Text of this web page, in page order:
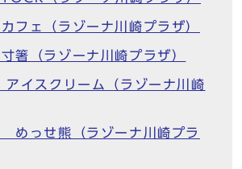
フェ（ラゾーナ川崎プラザ）
箸（ラゾーナ川崎プラザ）
アイスクリーム（ラゾーナ川崎
めっせ熊（ラゾーナ川崎プラ